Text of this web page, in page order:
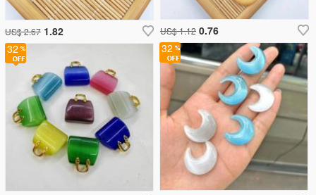
US$ 1.12 0.76
US$ 2.67 1.82
32
32